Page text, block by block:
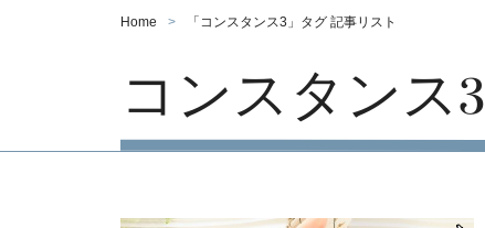
Home 「 コンスタンス3 」タグ 記事リスト
コンスタンス3